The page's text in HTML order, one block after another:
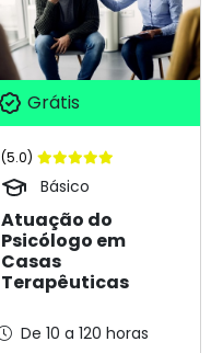
Grátis
(5.0)
Básico
Atuação do
Psicólogo em
Casas
Terapêuticas
De 10 a 120 horas